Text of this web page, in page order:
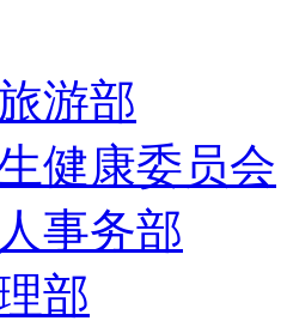
游部
健康委员会
事务部
部